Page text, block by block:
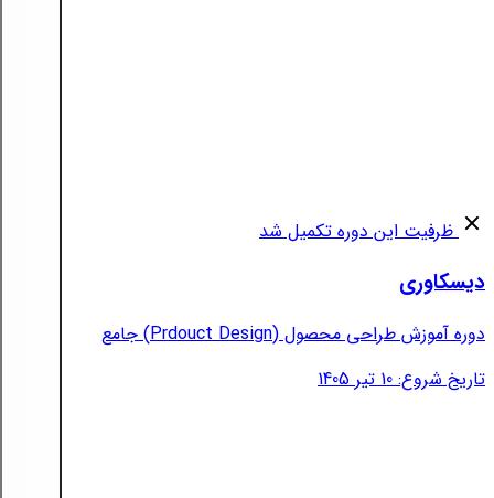
ظرفیت این دوره تکمیل شد
دیسکاوری
دوره آموزش طراحی محصول (Prdouct Design) جامع
تاریخ شروع: 10 تیر 1405